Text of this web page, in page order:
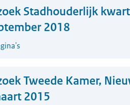
Stadhouderlijk
2018
Tweede Kamer,
2015